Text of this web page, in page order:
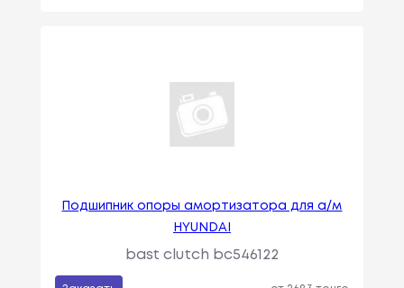
Подшипник опоры амортизатора для а/м
HYUNDAI
bast clutch bc546122